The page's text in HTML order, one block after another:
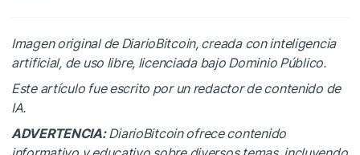
Imagen original de DiarioBitcoin, creada con inteligencia
artificial, de uso libre, licenciada bajo Dominio Público.
Este artículo fue escrito por un redactor de contenido de
IA.
ADVERTENCIA:DiarioBitcoin ofrece contenido